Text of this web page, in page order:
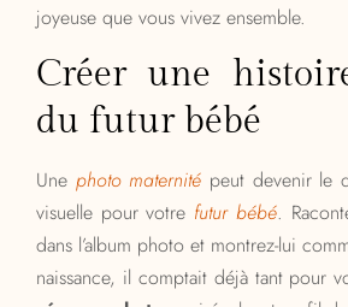
joyeuse que vous vivez ensemble.
Créer une
du futur bébé
Une photo maternité peut devenir le
visuelle pour votre futur bébé.
dans l’album photo et montrez-lui
naissance, il comptait déjà tant pour